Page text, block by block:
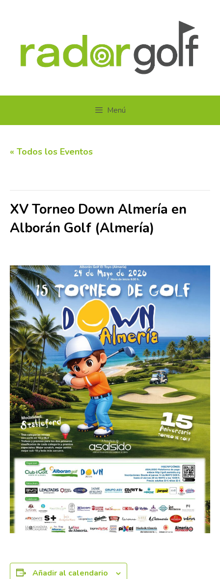
Menú
« Todos los Eventos
XV Torneo Down Almería en
Alborán Golf (Almería)
Añadir al calendario